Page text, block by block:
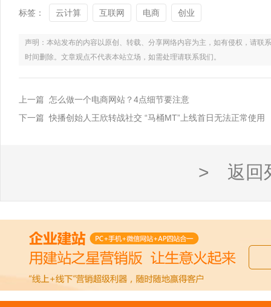
标签： 云计算 互联网 电商 创业
声明：本站发布的内容以原创、转载、分享网络内容为主，如有侵权，请
时间删除。文章观点不代表本站立场，如需处理请联系我们。
上一篇 怎么做一个电商网站？4点细节要注意
下一篇 快播创始人王欣转战社交 “马桶MT”上线首日无法正常使用
> 返回